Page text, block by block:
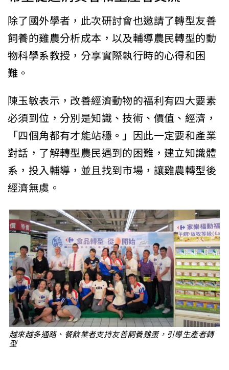
除了國外學者，此次研討會也邀請了轉型友善
飼養的雞農分析成本，以及輔導農民轉型的動
物科學系教授，分享實際執行時的心得和困
難。
陳玉敏表示，改善經濟動物的福利有四大要素
必須到位，分別是知識、技術、價值、經濟，
「四個角都有才能站穩。」因此一定要和產業
對話，了解轉型農民遇到的困難，建立知識體
系，投入輔導，並且找到市場，讓雞農轉型後
經濟無虞。
越來越多通路、餐飲業者支持友善飼養雞蛋，引導生產者轉
型